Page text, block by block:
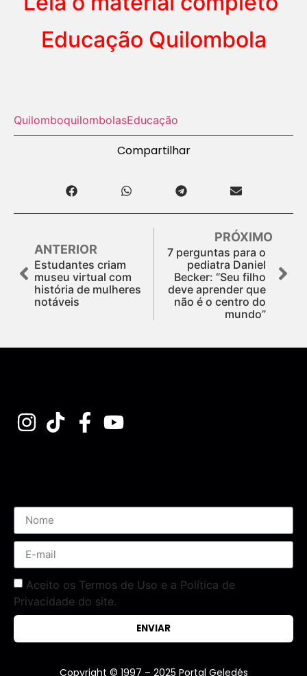
Educação Quilombola
QuilomboquilombolasEducação
Compartilhar
ANTERIOR
Estudantes criam
museu virtual com
história de mulheres
notáveis
PRÓXIMO
7 perguntas para o
pediatra Daniel
Becker: “Seu filho
deve aprender que
não é o centro do
mundo”
Aceito os Termos de Uso e a Política de
Privacidade do site.
ENVIAR
Copyright © 1997 – 2025 Portal Geledés